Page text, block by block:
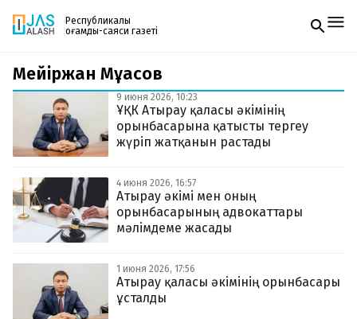
Республикалық
қоғамдық-саяси газеті
Жаңалықтар
Спорт
Руханият
Аймақ
Архив
Заң және тәртіп
Редакциямен байланыс
+7 708 604 51 06
Жарнама бөлімі
Пошта
zhasalash100@gmail.com
Газетке жазылу
PDF форматтағы газетті ай сайын электронды
поштаңызға алып отырыңыз. Жаңа нөмір
шыққан сәтте сізге бірден жіберіледі. Тек email
Мейіржан Мұқасов
9 июня 2026, 10:23
ҰҚК Атырау қаласы әкімінің
орынбасарына қатысты тергеу
жүріп жатқанын растады
4 июня 2026, 16:57
Атырау әкімі мен оның
орынбасарының адвокаттары
мәлімдеме жасады
1 июня 2026, 17:56
Атырау қаласы әкімінің орынбасары
ұсталды